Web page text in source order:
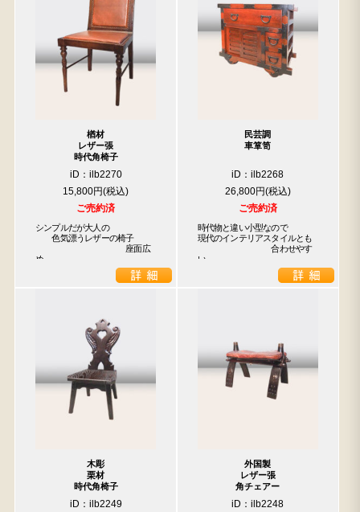
楢材
レザー張
時代角椅子
iD：ilb2270
15,800円
ご売約済
シンプルだが大人の
色気漂うレザーの椅子
座面広
め
民芸調
車箪笥
iD：ilb2268
26,800円
ご売約済
時代物と違い小型なので
現代のインテリアスタイルとも
合わせやす
い
木彫
栗材
時代角椅子
iD：ilb2249
外国製
レザー張
角チェアー
iD：ilb2248